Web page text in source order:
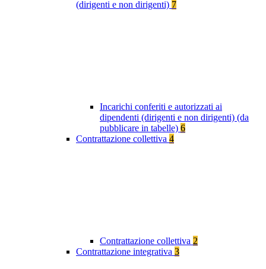
(dirigenti e non dirigenti) 7
Incarichi conferiti e autorizzati ai
dipendenti (dirigenti e non dirigenti) (da
pubblicare in tabelle) 6
Contrattazione collettiva 4
Contrattazione collettiva 2
Contrattazione integrativa 3